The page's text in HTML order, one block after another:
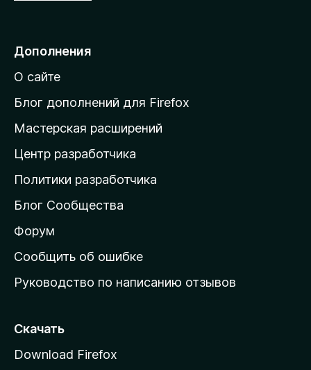
е
й
т
и
а
д
о
а
ш
н
ю
т
а
Дополнения
О сайте
Блог дополнений для Firefox
Мастерская расширений
Центр разработчика
Политики разработчика
Блог Сообщества
Форум
Сообщить об ошибке
Руководство по написанию отзывов
Скачать
Download Firefox